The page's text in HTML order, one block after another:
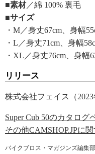
■素材／綿 100% 裏毛
■サイズ
・M／身丈67cm、身幅
・L／身丈71cm、身幅
・XL／身丈76cm、身幅
リリース
株式会社フェイス（2023
Super Cub 50のカタログ
その他CAMSHOP.JPに
バイクブロス・マガジンズ編集部